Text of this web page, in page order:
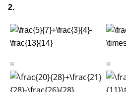
2.
= =